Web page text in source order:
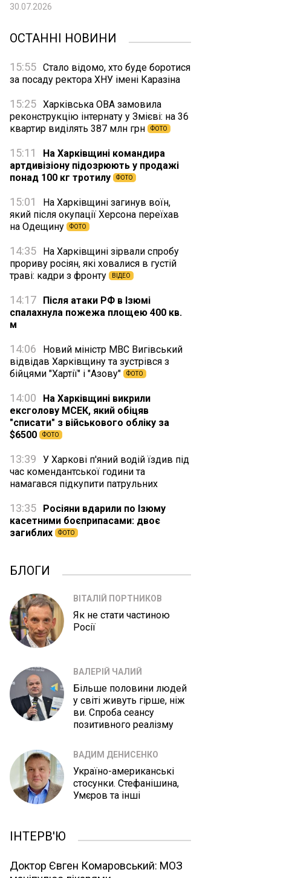
30.07.2026
ОСТАННІ НОВИНИ
15:55 Стало відомо, хто буде боротися
за посаду ректора ХНУ імені Каразіна
15:25 Харківська ОВА замовила
реконструкцію інтернату у Змієві: на 36
квартир виділять 387 млн грн
ФОТО
15:11
На Харківщині командира
артдивізіону підозрюють у продажі
понад 100 кг тротилу
ФОТО
15:01
На Харківщині загинув воїн,
який після окупації Херсона переїхав
на Одещину
ФОТО
14:35
На Харківщині зірвали спробу
прориву росіян, які ховалися в густій
траві: кадри з фронту
ВІДЕО
14:17
Після атаки РФ в Ізюмі
спалахнула пожежа площею 400 кв.
м
14:06
Новий міністр МВС Вигівський
відвідав Харківщину та зустрівся з
бійцями "Хартії" і "Азову"
ФОТО
14:00
На Харківщині викрили
ексголову МСЕК, який обіцяв
"списати" з військового обліку за
$6500
ФОТО
13:39
У Харкові п'яний водій їздив під
час комендантської години та
намагався підкупити патрульних
13:35
Росіяни вдарили по Ізюму
касетними боєприпасами: двоє
загиблих
ФОТО
БЛОГИ
ВІТАЛІЙ ПОРТНИКОВ
Як не стати частиною
Росії
ВАЛЕРІЙ ЧАЛИЙ
Більше половини людей
у світі живуть гірше, ніж
ви. Спроба сеансу
позитивного реалізму
ВАДИМ ДЕНИСЕНКО
Україно-американські
стосунки. Стефанішина,
Умєров та інші
ІНТЕРВ'Ю
Доктор Євген Комаровський: МОЗ